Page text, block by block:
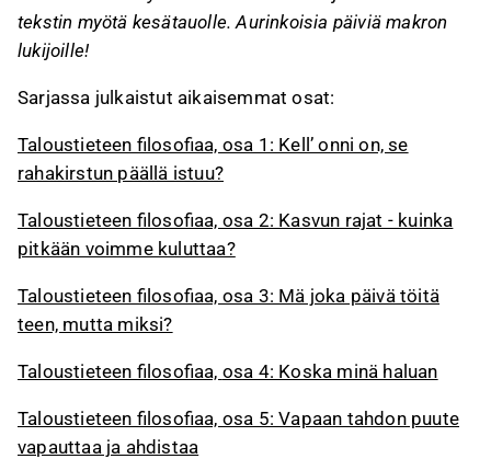
tekstin myötä kesätauolle. Aurinkoisia päiviä makron
lukijoille!
Sarjassa julkaistut aikaisemmat osat:
Taloustieteen filosofiaa, osa 1: Kell’ onni on, se
rahakirstun päällä istuu?
Taloustieteen filosofiaa, osa 2: Kasvun rajat - kuinka
pitkään voimme kuluttaa?
Taloustieteen filosofiaa, osa 3: Mä joka päivä töitä
teen, mutta miksi?
Taloustieteen filosofiaa, osa 4: Koska minä haluan
Taloustieteen filosofiaa, osa 5: Vapaan tahdon puute
vapauttaa ja ahdistaa